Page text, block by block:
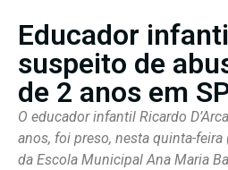
Educador
suspeito de
de 2 anos em
O educador infantil Ricardo
anos, foi preso, nesta quinta-
da Escola Municipal Ana Maria